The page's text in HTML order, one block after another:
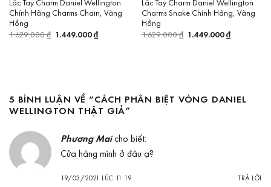
Chính Hãng Charms Chain, Vàng
Hồng
1.629.000₫ Giá
1.449.000₫Giá
hiện
Charms Snake Chính Hãng, Vàng
Hồng
1.629.000₫ Giá
1.449.000₫Giá
hiện
5 BÌNH LUẬN VỀ “CÁCH PHÂN BIỆT VÒNG DANIEL
WELLINGTON THẬT GIẢ”
Phương Maicho biết:
Cửa hàng mình ở đâu ạ?
19/03/2021 LÚC 11:19 TRẢ LỜI